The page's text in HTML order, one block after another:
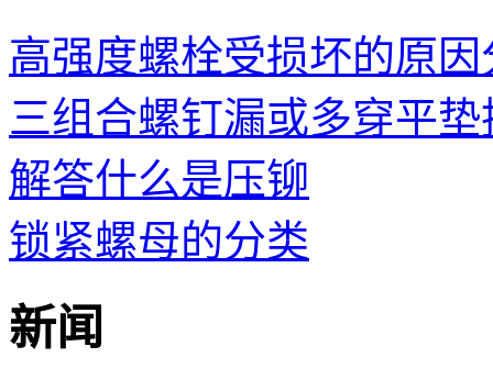
高强度螺栓受损坏的原因
三组合螺钉漏或多穿平垫
解答什么是压铆
锁紧螺母的分类
新闻